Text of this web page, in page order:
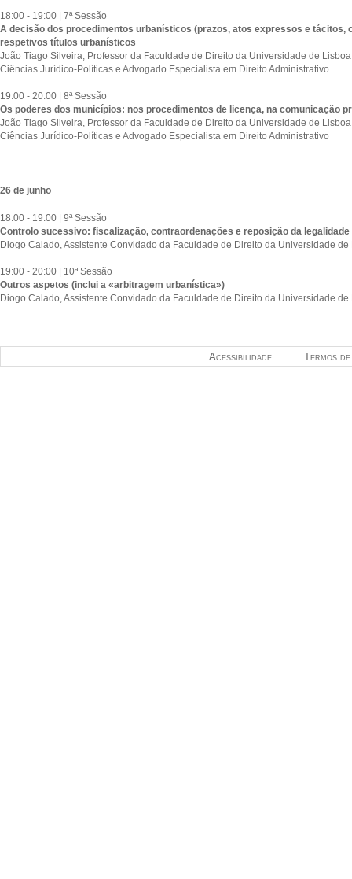
18:00 - 19:00 | 7ª Sessão
A decisão dos procedimentos urbanísticos (prazos, atos expressos e tácitos,
respetivos títulos urbanísticos
João Tiago Silveira, Professor da Faculdade de Direito da Universidade de
Ciências Jurídico-Políticas e Advogado Especialista em Direito Administrativo
19:00 - 20:00 | 8ª Sessão
⁠Os poderes dos municípios: nos procedimentos de licença, na comunicação
João Tiago Silveira, Professor da Faculdade de Direito da Universidade de
Ciências Jurídico-Políticas e Advogado Especialista em Direito Administrativo
26 de junho
18:00 - 19:00 | 9ª Sessão
Controlo sucessivo: fiscalização, contraordenações e reposição da legalidade
Diogo Calado, Assistente Convidado da Faculdade de Direito da Universidade de
19:00 - 20:00 | 10ª Sessão
Outros aspetos (inclui a «arbitragem urbanística»)
Diogo Calado, Assistente Convidado da Faculdade de Direito da Universidade
Termos
Acessibilidade